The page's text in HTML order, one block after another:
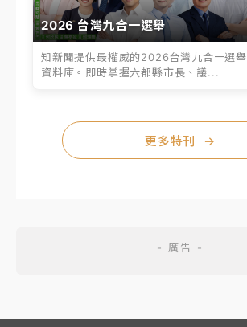
2026 台灣九合一選舉
知新聞提供最權威的2026台灣九合一選舉
資料庫。即時掌握六都縣市長、議...
更多特刊 →